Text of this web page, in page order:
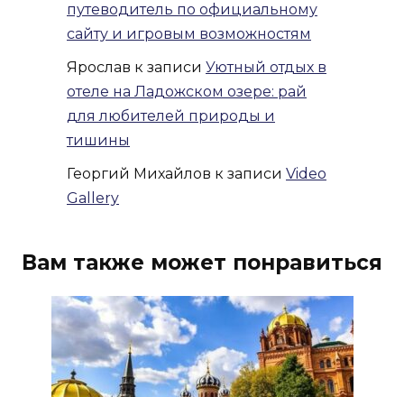
путеводитель по официальному
сайту и игровым возможностям
Ярослав к записи Уютный отдых в
отеле на Ладожском озере: рай
для любителей природы и
тишины
Георгий Михайлов к записи Video
Gallery
Вам также может понравиться